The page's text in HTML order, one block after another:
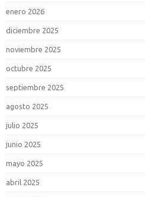
enero 2026
diciembre 2025
noviembre 2025
octubre 2025
septiembre 2025
agosto 2025
julio 2025
junio 2025
mayo 2025
abril 2025